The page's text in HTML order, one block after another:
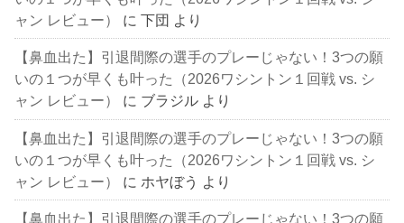
ャン レビュー）
に下団 より
【鼻血出た】引退間際の選手のプレーじゃない！3つの願
いの１つが早くも叶った（2026ワシントン１回戦 vs. シ
ャン レビュー）
に ブラジル より
【鼻血出た】引退間際の選手のプレーじゃない！3つの願
いの１つが早くも叶った（2026ワシントン１回戦 vs. シ
ャン レビュー）
に ホヤぼう より
【鼻血出た】引退間際の選手のプレーじゃない！3つの願